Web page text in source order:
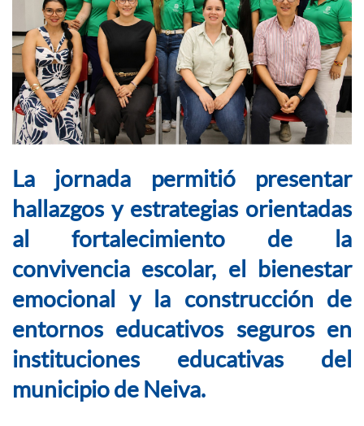
La jornada permitió presentar
hallazgos y estrategias orientadas
al fortalecimiento de la
convivencia escolar, el bienestar
emocional y la construcción de
entornos educativos seguros en
instituciones educativas del
municipio de Neiva.